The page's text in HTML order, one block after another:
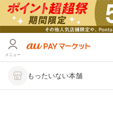
メニュー
もったいない本舗